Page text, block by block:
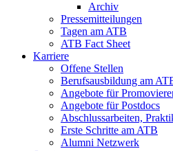
Archiv
Pressemitteilungen
Tagen am ATB
ATB Fact Sheet
Karriere
Offene Stellen
Berufsausbildung am
Angebote für
Angebote für Postdocs
Abschlussarbeiten,
Erste Schritte am ATB
Alumni Netzwerk